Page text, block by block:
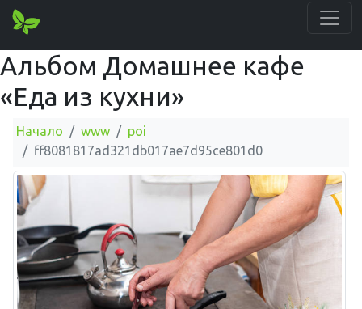
Альбом Домашнее кафе
«Еда из кухни»
Начало www
poi
ff8081817ad321db017ae7d95ce801d0